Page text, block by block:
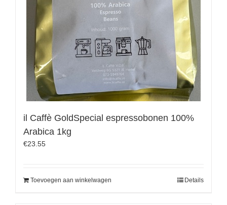
il Caffè GoldSpecial espressobonen 100%
Arabica 1kg
€23.55
Toevoegen aan winkelwagen Details